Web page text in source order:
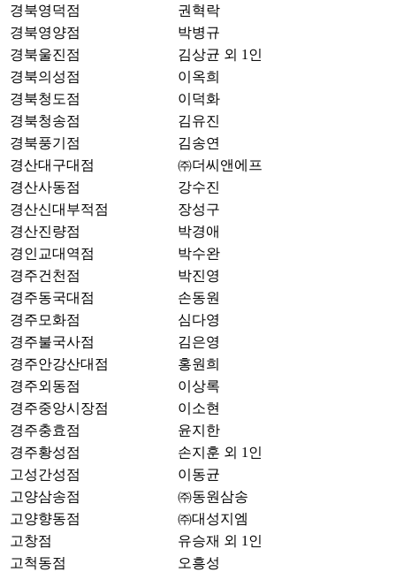
경북영덕점
권혁락
경북영양점
박병규
경북울진점
김상균 외 1인
경북의성점
이옥희
경북청도점
이덕화
경북청송점
김유진
경북풍기점
김송연
경산대구대점
㈜더씨앤에프
경산사동점
강수진
경산신대부적점
장성구
경산진량점
박경애
경인교대역점
박수완
경주건천점
박진영
경주동국대점
손동원
경주모화점
심다영
경주불국사점
김은영
경주안강산대점
홍원희
경주외동점
이상록
경주중앙시장점
이소현
경주충효점
윤지한
경주황성점
손지훈 외 1인
고성간성점
이동균
고양삼송점
㈜동원삼송
고양향동점
㈜대성지엠
고창점
유승재 외 1인
고척동점
오흥성